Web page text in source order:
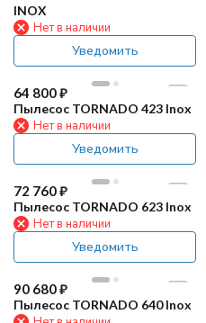
INOX
Нет в наличии
Уведомить
64 800₽
Пылесос TORNADO 423 Inox
Нет в наличии
Уведомить
72 760₽
Пылесос TORNADO 623 Inox
Нет в наличии
Уведомить
90 680₽
Пылесос TORNADO 640 Inox